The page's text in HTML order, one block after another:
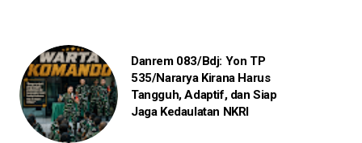
Danrem 083/Bdj: Yon TP
535/Nararya Kirana Harus
Tangguh, Adaptif, dan Siap
Jaga Kedaulatan NKRI